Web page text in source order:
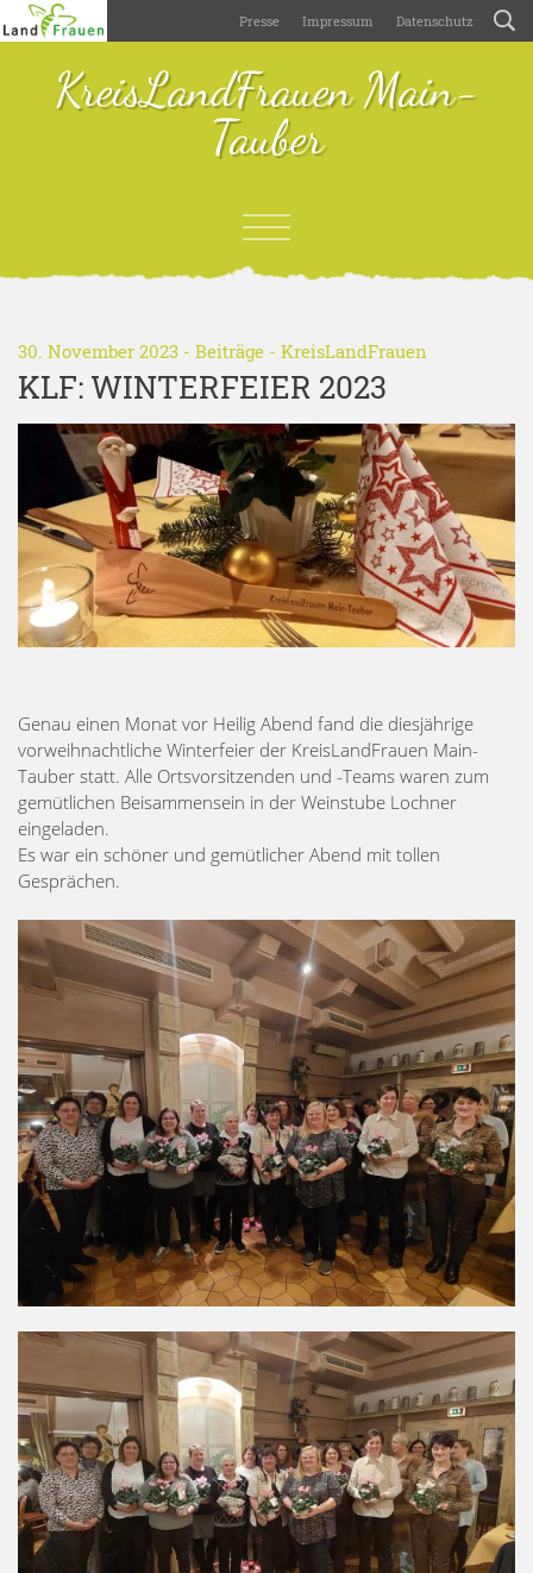
Presse Impressum Datenschutz
KreisLandFrauen Main-
Tauber
30. November 2023 - Beiträge - KreisLandFrauen
KLF: WINTERFEIER 2023
Genau einen Monat vor Heilig Abend fand die diesjährige
vorweihnachtliche Winterfeier der KreisLandFrauen Main-
Tauber statt. Alle Ortsvorsitzenden und -Teams waren zum
gemütlichen Beisammensein in der Weinstube Lochner
eingeladen.
Es war ein schöner und gemütlicher Abend mit tollen
Gesprächen.